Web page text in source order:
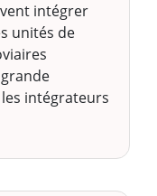
intégrer
unités de
intégrateurs